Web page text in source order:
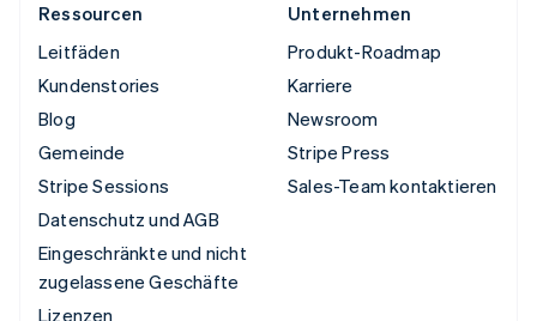
Ressourcen
Leitfäden
Kundenstories
Blog
Gemeinde
Stripe Sessions
Datenschutz und AGB
Eingeschränkte und nicht
zugelassene Geschäfte
Lizenzen
Unternehmen
Produkt-Roadmap
Karriere
Newsroom
Stripe Press
Sales-Team kontaktieren